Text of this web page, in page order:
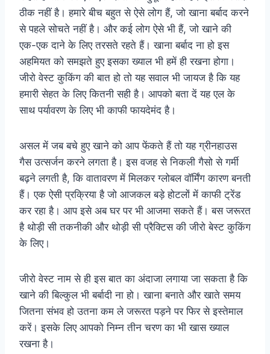
ठीक नहीं है। हमारे बीच बहुत से ऐसे लोग हैं, जो खाना बर्बाद करने
से पहले सोचते नहीं है। और कई लोग ऐसे भी हैं, जो खाने की
एक-एक दाने के लिए तरसते रहते हैं। खाना बर्बाद ना हो इस
अहमियत को समझते हुए इसका ख्याल भी हमें ही रखना होगा।
जीरो वेस्ट कुकिंग की बात हो तो यह सवाल भी जायज है कि यह
हमारी सेहत के लिए कितनी सही है। आपको बता दें यह एल के
साथ पर्यावरण के लिए भी काफी फायदेमंद है।
असल में जब बचे हुए खाने को आप फेंकते हैं तो यह ग्रीनहाउस
गैस उत्सर्जन करने लगता है। इस वजह से निकली गैसो से गर्मी
बढ़ने लगती है, कि वातावरण में मिलकर ग्लोबल वॉर्मिंग कारण बनती
हैं। एक ऐसी प्रक्रिया है जो आजकल बड़े होटलों में काफी ट्रेंड
कर रहा है। आप इसे अब घर पर भी आजमा सकते हैं। बस जरूरत
है थोड़ी सी तकनीकी और थोड़ी सी प्रैक्टिस की जीरो बेस्ट कुकिंग
के लिए।
जीरो वेस्ट नाम से ही इस बात का अंदाजा लगाया जा सकता है कि
खाने की बिल्कुल भी बर्बादी ना हो। खाना बनाते और खाते समय
जितना संभव हो उतना कम ले जरूरत पड़ने पर फिर से इस्तेमाल
करें। इसके लिए आपको निम्न तीन चरण का भी खास ख्याल
रखना है।